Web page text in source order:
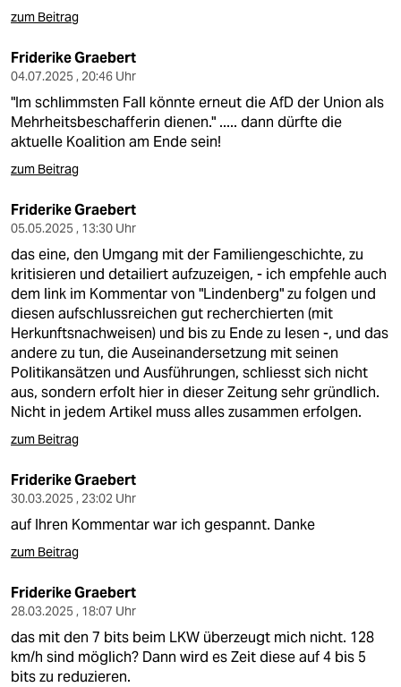
zum Beitrag
Friderike Graebert
04.07.2025 , 20:46 Uhr
"Im schlimmsten Fall könnte erneut die AfD der Union als
Mehrheitsbeschafferin dienen." ..... dann dürfte die
aktuelle Koalition am Ende sein!
zum Beitrag
Friderike Graebert
05.05.2025 , 13:30 Uhr
das eine, den Umgang mit der Familiengeschichte, zu
kritisieren und detailiert aufzuzeigen, - ich empfehle auch
dem link im Kommentar von "Lindenberg" zu folgen und
diesen aufschlussreichen gut recherchierten (mit
Herkunftsnachweisen) und bis zu Ende zu lesen -, und das
andere zu tun, die Auseinandersetzung mit seinen
Politikansätzen und Ausführungen, schliesst sich nicht
aus, sondern erfolt hier in dieser Zeitung sehr gründlich.
Nicht in jedem Artikel muss alles zusammen erfolgen.
zum Beitrag
Friderike Graebert
30.03.2025 , 23:02 Uhr
auf Ihren Kommentar war ich gespannt. Danke
zum Beitrag
Friderike Graebert
28.03.2025 , 18:07 Uhr
das mit den 7 bits beim LKW überzeugt mich nicht. 128
km/h sind möglich? Dann wird es Zeit diese auf 4 bis 5
bits zu reduzieren.